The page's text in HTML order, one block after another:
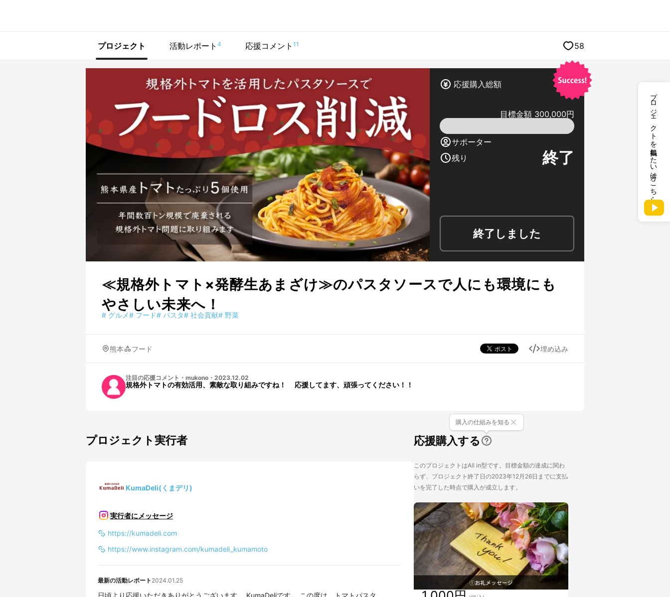
プロジェクトを掲載したい方はこちら
プロジェクト 活動レポート 4 応援コメント 11 58
応援購入総額
目標金額 300,000円
サポーター
残り
終了
終了しました
≪規格外トマト×発酵生あまざけ≫のパスタソースで人にも環境にも
やさしい未来へ！
# グルメ# フード# パスタ# 社会貢献# 野菜
熊本 フード 埋め込み
注目の応援コメント ・ mukono ・ 2023.12.02
規格外トマトの有効活用、素敵な取り組みですね！ 応援してます、頑張ってください！！
プロジェクト実行者
KumaDeli(くまデリ)
実行者にメッセージ
https://kumadeli.com
https://www.instagram.com/kumadeli_kumamoto
最新の活動レポート 2024.01.25
日頃より応援いただきありがとうございます。 KumaDeliです。 この度は、トマトパスタ
応援購入する
購入の仕組みを知る
このプロジェクトはAll in型です。目標金額の達成に関わ
らず、プロジェクト終了日の2023年12月26日までに支払
いを完了した時点で購入が成立します。